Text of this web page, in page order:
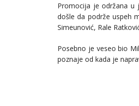
Promocija je održana u
došle da podrže uspeh
Simeunović, Rale
Posebno je veseo bio
poznaje od kada je